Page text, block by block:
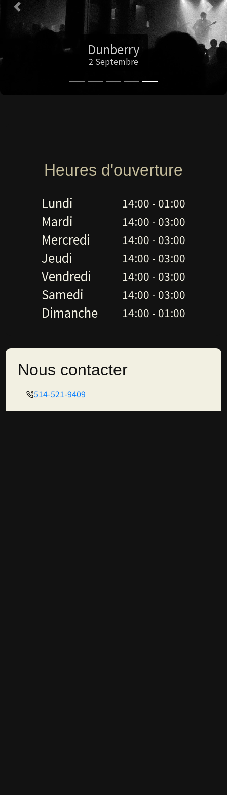
Dunberry
2 Septembre
Previous Next
Heures d'ouverture
Lundi 14:00 - 01:00
Mardi 14:00 - 03:00
Mercredi 14:00 - 03:00
Jeudi 14:00 - 03:00
Vendredi 14:00 - 03:00
Samedi 14:00 - 03:00
Dimanche 14:00 - 01:00
Nous contacter
514-521-9409